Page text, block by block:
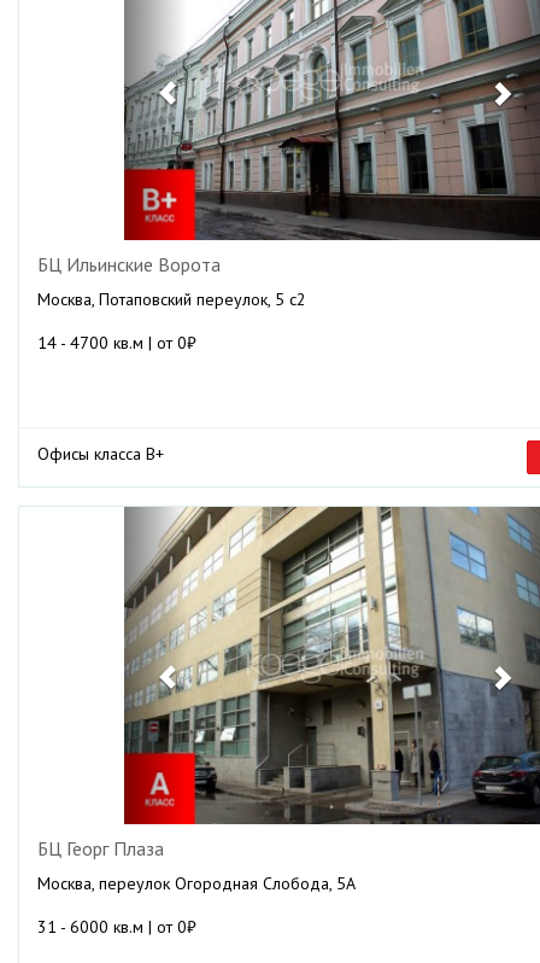
БЦ Ильинские Ворота
Москва, Потаповский переулок, 5 с2
14 - 4700 кв.м | от 0₽
Офисы класса B+
Previous
БЦ Георг Плаза
Москва, переулок Огородная Слобода, 5А
31 - 6000 кв.м | от 0₽